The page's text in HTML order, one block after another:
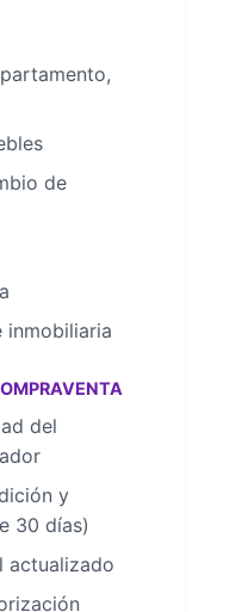
de
inmobiliaria
del
y
30 días)
actualizado